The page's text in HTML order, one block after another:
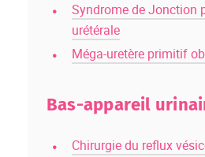
Syndrome de Jonction
urétérale
Méga-uretère primitif
Bas-appareil
Chirurgie du reflux